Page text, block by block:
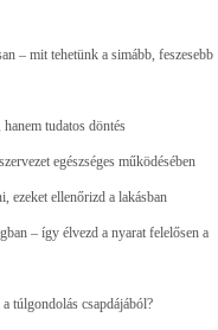
– mit tehetünk a simább, feszesebb
tudatos döntés
egészséges működésében
ezeket ellenőrizd a lakásban
– így élvezd a nyarat felelősen a
túlgondolás csapdájából?